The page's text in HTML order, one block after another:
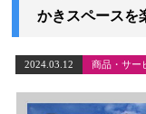
かきスペースを
2024.03.12 商品・サー